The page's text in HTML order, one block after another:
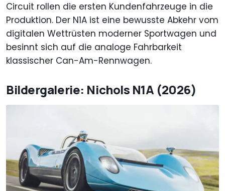
Circuit rollen die ersten Kundenfahrzeuge in die
Produktion. Der N1A ist eine bewusste Abkehr vom
digitalen Wettrüsten moderner Sportwagen und
besinnt sich auf die analoge Fahrbarkeit
klassischer Can-Am-Rennwagen.
Bildergalerie: Nichols N1A (2026)